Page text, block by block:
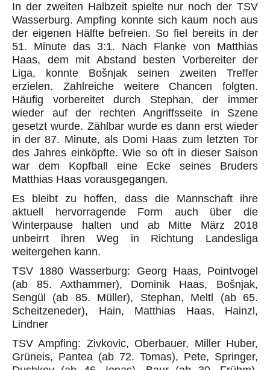
In der zweiten Halbzeit spielte nur noch der TSV
Wasserburg. Ampfing konnte sich kaum noch aus
der eigenen Hälfte befreien. So fiel bereits in der
51. Minute das 3:1. Nach Flanke von Matthias
Haas, dem mit Abstand besten Vorbereiter der
Liga, konnte Bošnjak seinen zweiten Treffer
erzielen. Zahlreiche weitere Chancen folgten.
Häufig vorbereitet durch Stephan, der immer
wieder auf der rechten Angriffsseite in Szene
gesetzt wurde. Zählbar wurde es dann erst wieder
in der 87. Minute, als Domi Haas zum letzten Tor
des Jahres einköpfte. Wie so oft in dieser Saison
war dem Kopfball eine Ecke seines Bruders
Matthias Haas vorausgegangen.
Es bleibt zu hoffen, dass die Mannschaft ihre
aktuell hervorragende Form auch über die
Winterpause halten und ab Mitte März 2018
unbeirrt ihren Weg in Richtung Landesliga
weitergehen kann.
TSV 1880 Wasserburg: Georg Haas, Pointvogel
(ab 85. Axthammer), Dominik Haas, Bošnjak,
Sengül (ab 85. Müller), Stephan, Meltl (ab 65.
Scheitzeneder), Hain, Matthias Haas, Hainzl,
Lindner
TSV Ampfing: Zivkovic, Oberbauer, Miller Huber,
Grüneis, Pantea (ab 72. Tomas), Pete, Springer,